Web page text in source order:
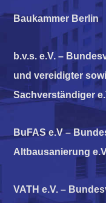
Baukammer Berlin
b.v.s. e.V. –
und vereidigter
Sachverständiger
BuFAS e.V –
Altbausanierung
VATH e.V. –